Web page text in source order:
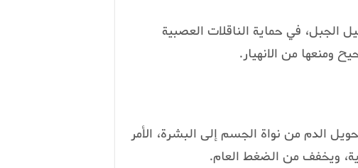
الجبل، في حماية الناقلات العصبية
ومنعها من الانهيار.
الدم من نواة الجسم إلى البشرة، الأمر
ويخفف من الضغط العام.